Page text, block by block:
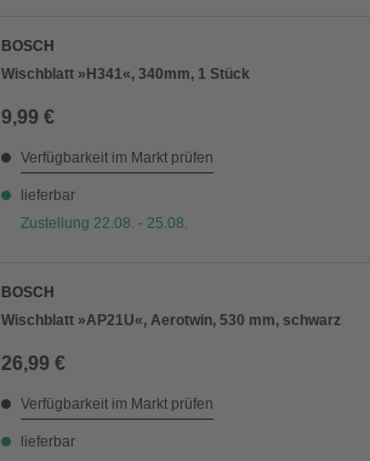
BOSCH
Wischblatt »H341«, 340mm, 1 Stück
9,99 €
Verfügbarkeit im Markt prüfen
lieferbar
Zustellung 22.08. - 25.08.
BOSCH
Wischblatt »AP21U«, Aerotwin, 530 mm, schwarz
26,99 €
Verfügbarkeit im Markt prüfen
lieferbar